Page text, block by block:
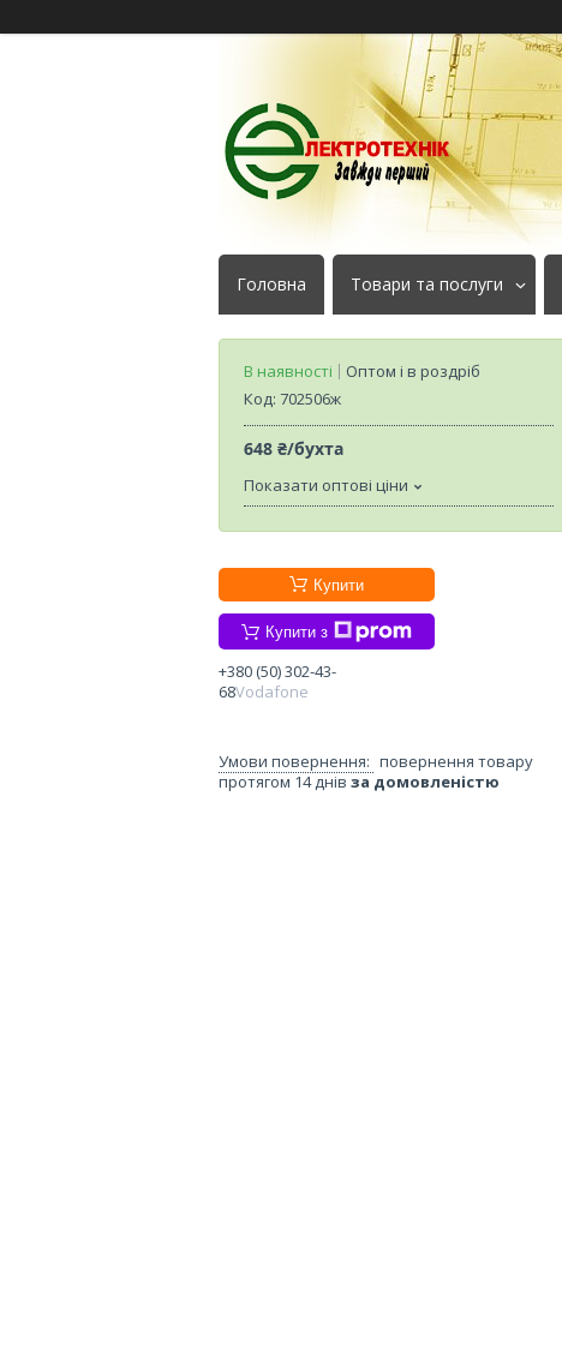
Головна Товари та послуги
В наявності
Оптом і в роздріб
Код: 702506ж
648 ₴/бухта
Показати оптові ціни
Купити
Купити з
+380 (50) 302-43-
68Vodafone
повернення товару
протягом 14 днів за домовленістю